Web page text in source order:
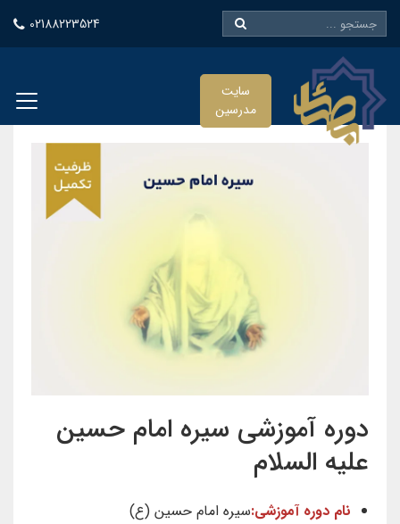
02188223524
سایت
مدرسین
دوره آموزشی سیره امام حسین
علیه السلام
نام دوره آموزشی:سیره امام حسین (ع)